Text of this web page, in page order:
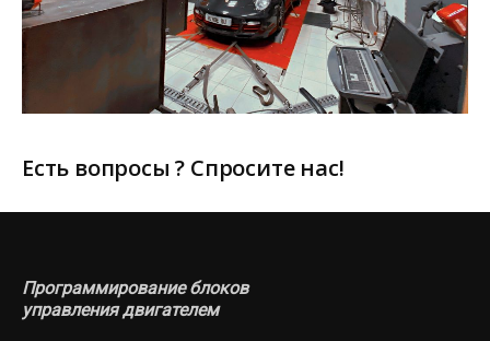
Есть вопросы ? Спросите нас!
Программирование блоков
управления двигателем